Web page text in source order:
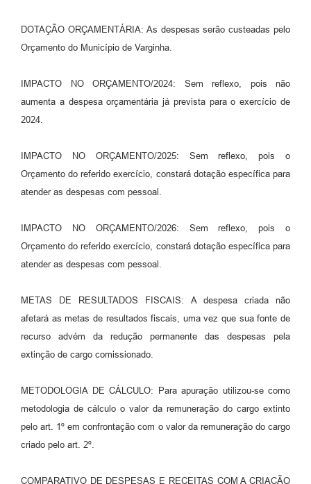
DOTAÇÃO ORÇAMENTÁRIA: As despesas serão custeadas pelo
Orçamento do Município de Varginha.
IMPACTO NO ORÇAMENTO/2024: Sem reflexo, pois não
aumenta a despesa orçamentária já prevista para o exercício de
2024.
IMPACTO NO ORÇAMENTO/2025: Sem reflexo, pois o
Orçamento do referido exercício, constará dotação específica para
atender as despesas com pessoal.
IMPACTO NO ORÇAMENTO/2026: Sem reflexo, pois o
Orçamento do referido exercício, constará dotação específica para
atender as despesas com pessoal.
METAS DE RESULTADOS FISCAIS: A despesa criada não
afetará as metas de resultados fiscais, uma vez que sua fonte de
recurso advém da redução permanente das despesas pela
extinção de cargo comissionado.
METODOLOGIA DE CÁLCULO: Para apuração utilizou-se como
metodologia de cálculo o valor da remuneração do cargo extinto
pelo art. 1º em confrontação com o valor da remuneração do cargo
criado pelo art. 2º.
COMPARATIVO DE DESPESAS E RECEITAS COM A CRIAÇÃO